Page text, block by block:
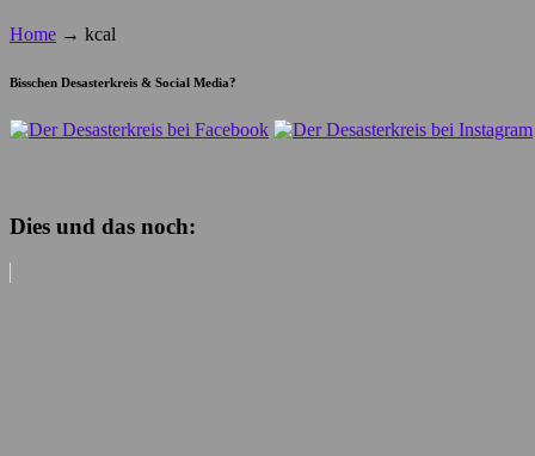
Home → kcal
Bisschen Desasterkreis & Social Media?
Dies und das noch: